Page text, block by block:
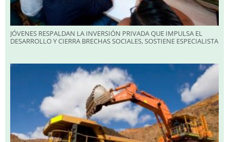
JÓVENES RESPALDAN LA INVERSIÓN PRIVADA QUE IMPULSA EL
DESARROLLO Y CIERRA BRECHAS SOCIALES, SOSTIENE ESPECIALISTA